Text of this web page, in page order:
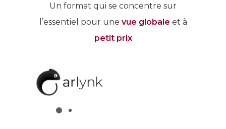
Un format qui se concentre sur
l’essentiel pour une vue globale et à
petit prix